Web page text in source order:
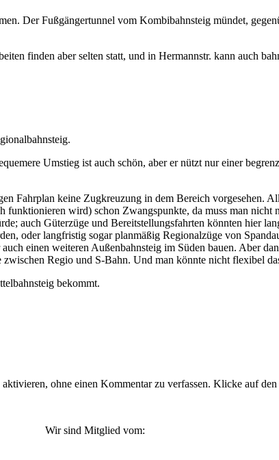
Der Fußgängertunnel vom Kombibahnsteig mündet,
finden aber selten statt, und in Hermannstr. kann auch
Umstieg ist auch schön, aber er nützt nur einer
Fahrplan keine Zugkreuzung in dem Bereich vorgesehen.
wird) schon Zwangspunkte, da muss man nicht
auch Güterzüge und Bereitstellungsfahrten könnten hier
oder langfristig sogar planmäßig Regionalzüge von
einen weiteren Außenbahnsteig im Süden bauen. Aber
Regio und S-Bahn. Und man könnte nicht flexibel
bekommt.
ohne einen Kommentar zu verfassen. Klicke auf
Wir sind Mitglied vom: